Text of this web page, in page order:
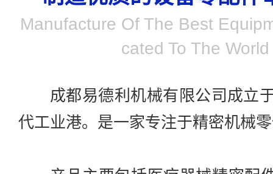
Manufacture Of The Best
Cated To The
成都易德利机械有限公司成立
代工业港。是一家专注于精密机械